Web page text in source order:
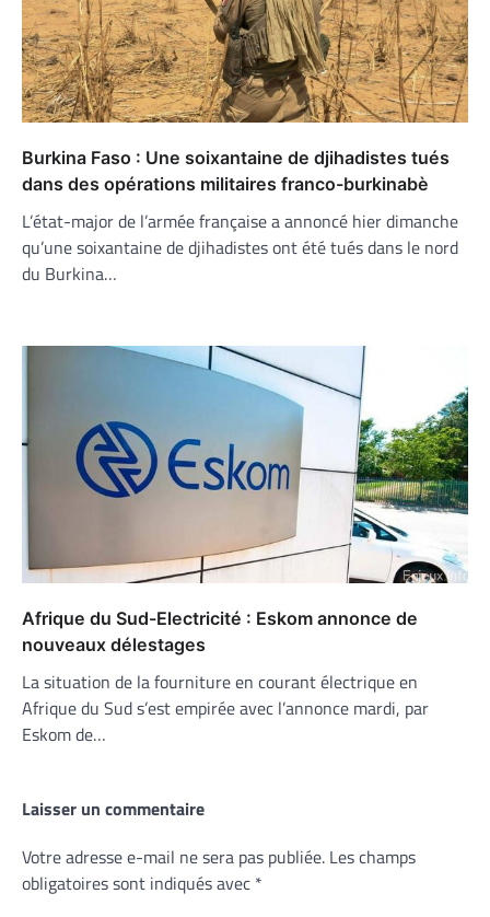
Burkina Faso : Une soixantaine de djihadistes tués
dans des opérations militaires franco-burkinabè
L’état-major de l’armée française a annoncé hier dimanche
qu’une soixantaine de djihadistes ont été tués dans le nord
du Burkina…
Afrique du Sud-Electricité : Eskom annonce de
nouveaux délestages
La situation de la fourniture en courant électrique en
Afrique du Sud s’est empirée avec l’annonce mardi, par
Eskom de…
Laisser un commentaire
Votre adresse e-mail ne sera pas publiée. Les champs
obligatoires sont indiqués avec *